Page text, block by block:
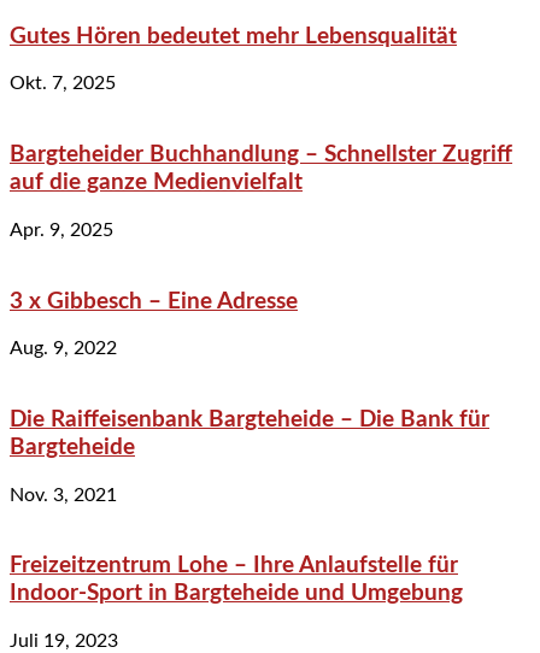
Gutes Hören bedeutet mehr Lebensqualität
Okt. 7, 2025
Bargteheider Buchhandlung – Schnellster Zugriff
auf die ganze Medienvielfalt
Apr. 9, 2025
3 x Gibbesch – Eine Adresse
Aug. 9, 2022
Die Raiffeisenbank Bargteheide – Die Bank für
Bargteheide
Nov. 3, 2021
Freizeitzentrum Lohe – Ihre Anlaufstelle für
Indoor-Sport in Bargteheide und Umgebung
Juli 19, 2023